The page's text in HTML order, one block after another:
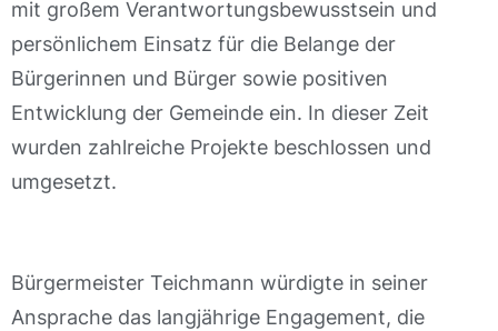
mit großem Verantwortungsbewusstsein und
persönlichem Einsatz für die Belange der
Bürgerinnen und Bürger sowie positiven
Entwicklung der Gemeinde ein. In dieser Zeit
wurden zahlreiche Projekte beschlossen und
umgesetzt.
Bürgermeister Teichmann würdigte in seiner
Ansprache das langjährige Engagement, die